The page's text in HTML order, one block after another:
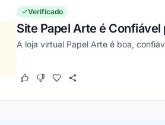
Verificado
Site Papel Arte é
A loja virtual Papel Arte é boa,
Este cupom funcionou
Este cupom não funcionou